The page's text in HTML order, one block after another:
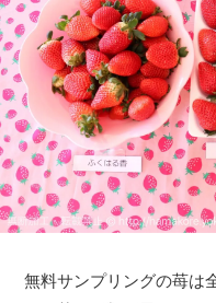
無料サンプリングの苺は